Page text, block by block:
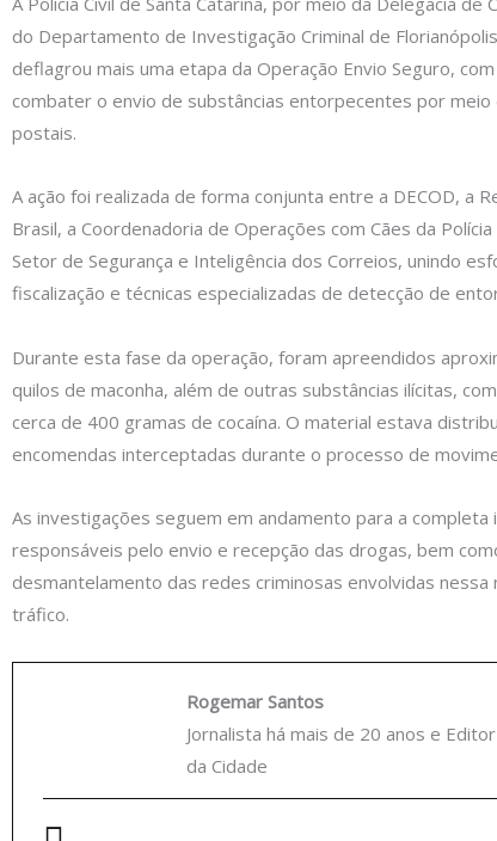
do Departamento de Investigação Criminal de
deflagrou mais uma etapa da Operação Envio Seguro,
combater o envio de substâncias entorpecentes por meio
postais.
A ação foi realizada de forma conjunta entre a DECOD, a
Brasil, a Coordenadoria de Operações com Cães da Polícia
Setor de Segurança e Inteligência dos Correios, unindo
fiscalização e técnicas especializadas de detecção de
Durante esta fase da operação, foram apreendidos
quilos de maconha, além de outras substâncias ilícitas,
cerca de 400 gramas de cocaína. O material estava
encomendas interceptadas durante o processo de
As investigações seguem em andamento para a completa
responsáveis pelo envio e recepção das drogas, bem
desmantelamento das redes criminosas envolvidas nessa
tráfico.
Rogemar Santos
Jornalista há mais de 20 anos e
da Cidade